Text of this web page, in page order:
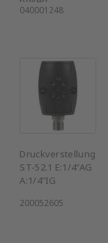
040001248
Druckverstellung
ST-52.1 E:1/4"AG
A:1/4"IG
200052605